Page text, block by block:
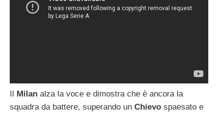
Il Milan alza la voce e dimostra che è ancora la
squadra da battere, superando un Chievo spaesato e